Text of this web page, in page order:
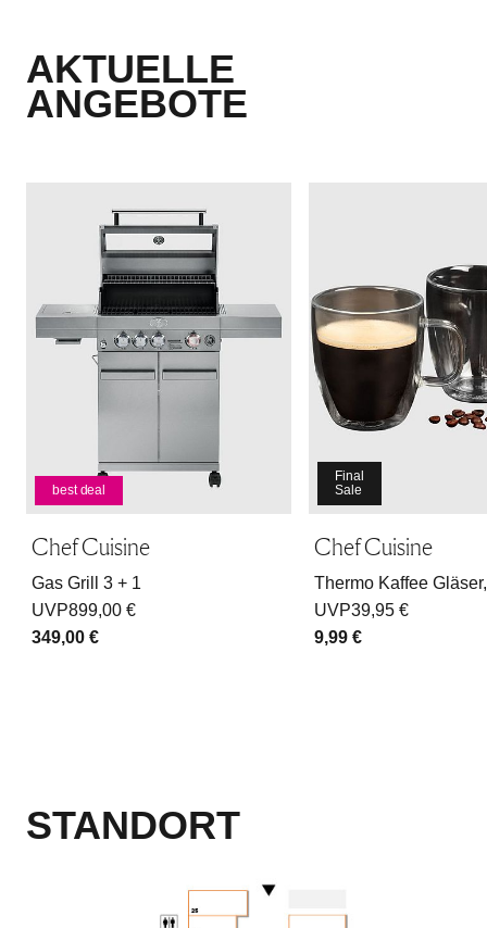
AKTUELLE
ANGEBOTE
best deal
Chef Cuisine
Gas Grill 3 + 1
UVP899,00 €
349,00 €
Final
Sale
Chef Cuisine
Thermo Kaffee
UVP39,95 €
9,99 €
STANDORT